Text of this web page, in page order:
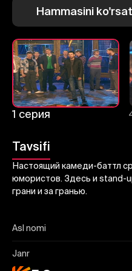
Hammasini
1 серия
Tavsifi
Настоящий камеди-баттл
юмористов. Здесь и stand-
грани и за гранью.
Asl nomi
Janr